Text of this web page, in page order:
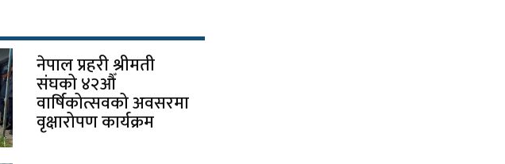
नेपाल प्रहरी श्रीमती
संघको ४२औँ
वार्षिकोत्सवको अवसरमा
वृक्षारोपण कार्यक्रम